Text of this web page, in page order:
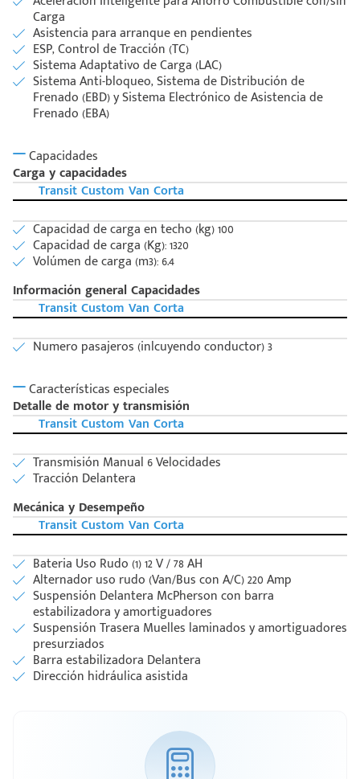
Carga
Asistencia para arranque en pendientes
ESP, Control de Tracción (TC)
Sistema Adaptativo de Carga (LAC)
Sistema Anti-bloqueo, Sistema de Distribución de
Frenado (EBD) y Sistema Electrónico de Asistencia de
Frenado (EBA)
Capacidades
Carga y capacidades
Transit Custom Van Corta
Capacidad de carga en techo (kg) 100
Capacidad de carga (Kg): 1320
Volúmen de carga (m3): 6.4
Información general Capacidades
Transit Custom Van Corta
Numero pasajeros (inlcuyendo conductor) 3
Características especiales
Detalle de motor y transmisión
Transit Custom Van Corta
Transmisión Manual 6 Velocidades
Tracción Delantera
Mecánica y Desempeño
Transit Custom Van Corta
Bateria Uso Rudo (1) 12 V / 78 AH
Alternador uso rudo (Van/Bus con A/C) 220 Amp
Suspensión Delantera McPherson con barra
estabilizadora y amortiguadores
Suspensión Trasera Muelles laminados y amortiguadores
presurziados
Barra estabilizadora Delantera
Dirección hidráulica asistida